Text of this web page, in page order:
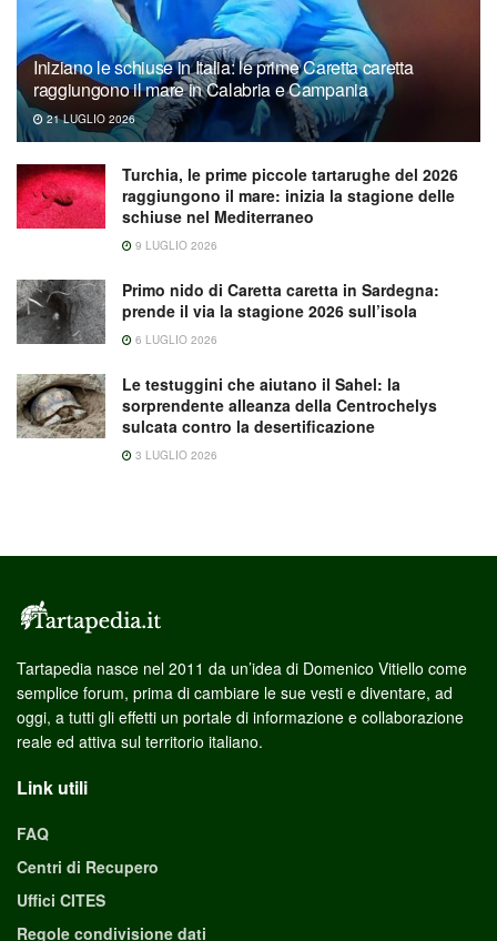
Iniziano le schiuse in Italia: le prime Caretta caretta
raggiungono il mare in Calabria e Campania
21 LUGLIO 2026
Turchia, le prime piccole tartarughe del 2026
raggiungono il mare: inizia la stagione delle
schiuse nel Mediterraneo
9 LUGLIO 2026
Primo nido di Caretta caretta in Sardegna:
prende il via la stagione 2026 sull’isola
6 LUGLIO 2026
Le testuggini che aiutano il Sahel: la
sorprendente alleanza della Centrochelys
sulcata contro la desertificazione
3 LUGLIO 2026
Tartapedia nasce nel 2011 da un’idea di Domenico Vitiello come
semplice forum, prima di cambiare le sue vesti e diventare, ad
oggi, a tutti gli effetti un portale di informazione e collaborazione
reale ed attiva sul territorio italiano.
Link utili
FAQ
Centri di Recupero
Uffici CITES
Regole condivisione dati